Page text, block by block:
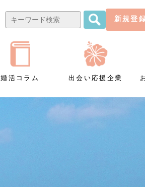
婚活コラム 出会い応援企業
新規登